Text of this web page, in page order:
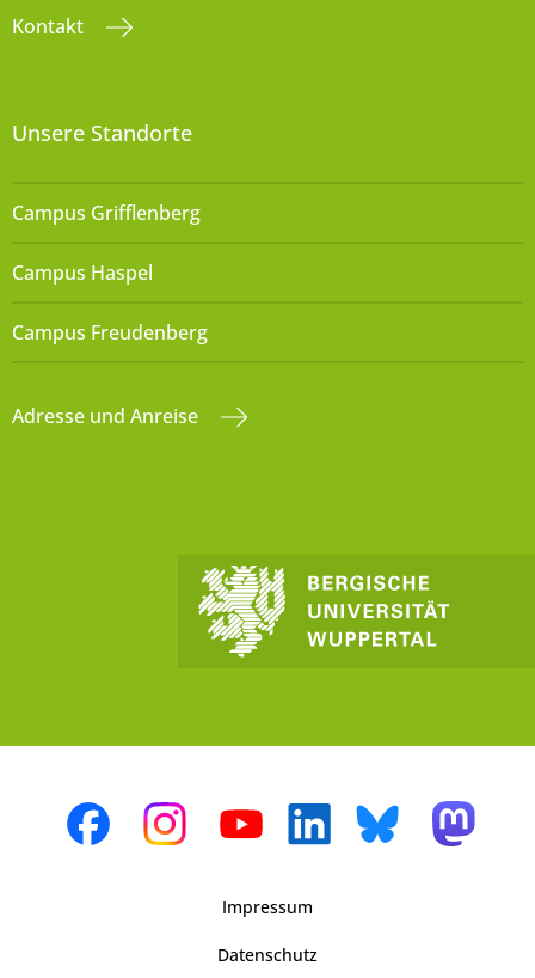
Kontakt
Unsere Standorte
Campus Grifflenberg
Campus Haspel
Campus Freudenberg
Adresse und Anreise
Impressum
Datenschutz